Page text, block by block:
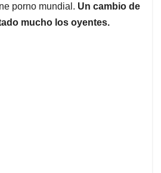
porno mundial. Un cambio de
mucho los oyentes.